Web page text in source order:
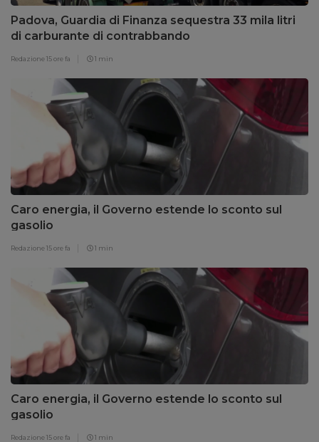
Padova, Guardia di Finanza sequestra 33 mila litri
di carburante di contrabbando
Redazione15 ore fa 1 min
Caro energia, il Governo estende lo sconto sul
gasolio
Redazione15 ore fa 1 min
Caro energia, il Governo estende lo sconto sul
gasolio
Redazione15 ore fa 1 min